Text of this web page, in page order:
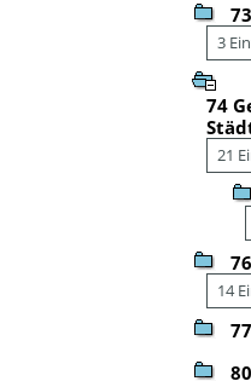
3
74
21
14